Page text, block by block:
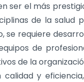
ser el más
de la salud
se requiere
de
de la
y